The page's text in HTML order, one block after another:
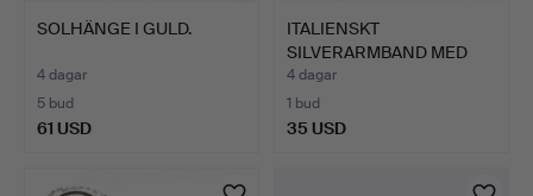
SOLHÄNGE I GULD.
4 dagar
5 bud
61 USD
ITALIENSKT
SILVERARMBAND MED
DETALJER I BL…
4 dagar
1 bud
35 USD